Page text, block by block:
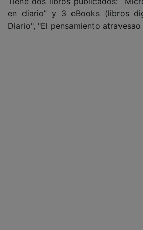
en diario” y 3 eBooks (libros
Diario", "El pensamiento